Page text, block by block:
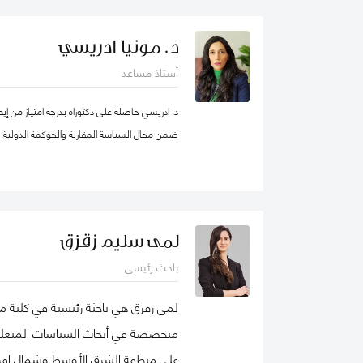
والمسؤولية الاجتماعية للشركات. وهي عضو
ودولية، وكتب، ومجموعات دراسات حالة. نُشرت
د. مونيا ادريسي
أستاذ مساعد
د. ادريسي حاصلة على دكتوراه بدرجة امتياز من
ضمن مجال السياسة المقارنة والحوكمة
لمى سليم زقزق
باحث رئيسي
لمى زقزق هي باحثة رئيسية في كلية
متخصصة في أبحاث السياسات
على منطقة الشرق الأوسط وشمال